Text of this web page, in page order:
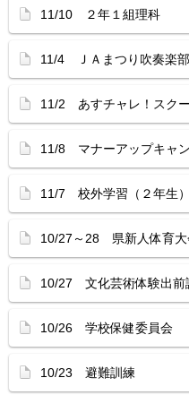
11/10 ２年１組理科
11/4 ＪＡまつり吹奏楽
11/2 あすチャレ！スク
11/8 マナーアップキャ
11/7 校外学習（２年生）
10/27～28 県新人体育大
10/27 文化芸術体験出前
10/26 学校保健委員会
10/23 避難訓練